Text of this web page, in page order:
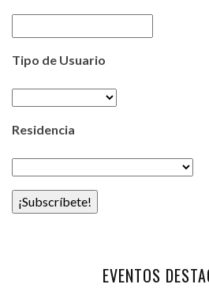
Tipo de Usuario
Residencia
¡Subscríbete!
EVENTOS